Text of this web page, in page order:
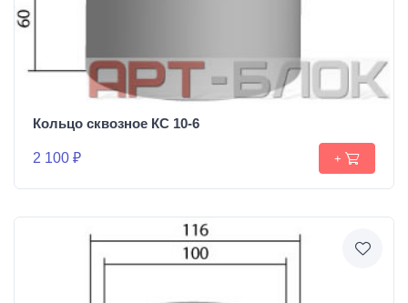
Кольцо сквозное КС 10-6
2 100 ₽ +